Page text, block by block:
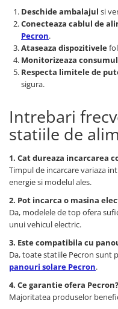
Deschide ambalajul si
Conecteaza cablul de
Pecron.
Ataseaza dispozitivele
Monitorizeaza consumul
Respecta limitele de
sigura.
Intrebari
statiile de
1. Cat dureaza incarcarea
Timpul de incarcare variaza
energie si modelul ales.
2. Pot incarca o masina
Da, modelele de top ofera
unui vehicul electric.
3. Este compatibila cu
Da, toate statiile Pecron sunt
panouri solare Pecron.
4. Ce garantie ofera Pecron?
Majoritatea produselor